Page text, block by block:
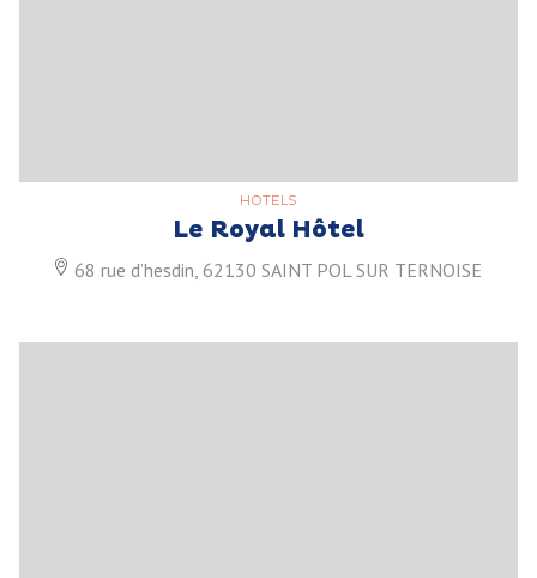
HOTELS
Le Royal Hôtel
68 rue d’hesdin, 62130 SAINT POL SUR TERNOISE